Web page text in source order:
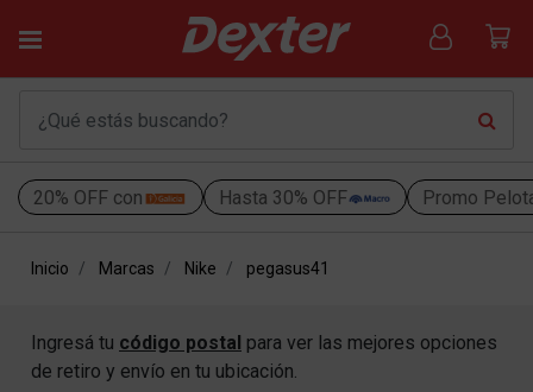
20% OFF con Hasta 30% OFF Promo
Inicio Marcas Nike pegasus41
Ingresá tu código postal para ver las mejores opciones
de retiro y envío en tu ubicación.